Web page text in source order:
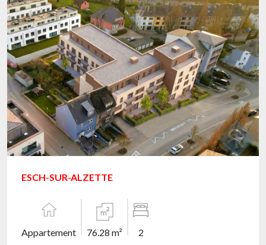
ESCH-SUR-ALZETTE
Appartement 76.28 m² 2